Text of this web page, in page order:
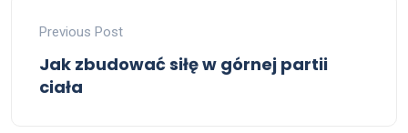
Previous Post
Jak zbudować siłę w górnej partii
ciała